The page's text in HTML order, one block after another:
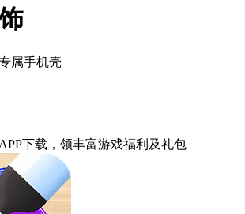
属手机壳
下载 ，领丰富游戏福利 及礼包